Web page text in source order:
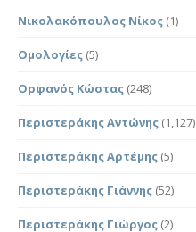
Νικολακόπουλος Νίκος (1)
Ομολογίες (5)
Ορφανός Κώστας (248)
Περιστεράκης Αντώνης (1,127)
Περιστεράκης Αρτέμης (5)
Περιστεράκης Γιάννης (52)
Περιστεράκης Γιώργος (2)